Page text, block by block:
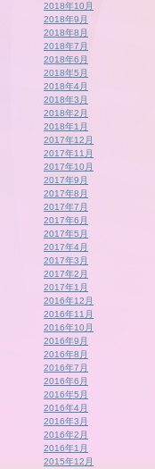
2018年10月
2018年9月
2018年8月
2018年7月
2018年6月
2018年5月
2018年4月
2018年3月
2018年2月
2018年1月
2017年12月
2017年11月
2017年10月
2017年9月
2017年8月
2017年7月
2017年6月
2017年5月
2017年4月
2017年3月
2017年2月
2017年1月
2016年12月
2016年11月
2016年10月
2016年9月
2016年8月
2016年7月
2016年6月
2016年5月
2016年4月
2016年3月
2016年2月
2016年1月
2015年12月